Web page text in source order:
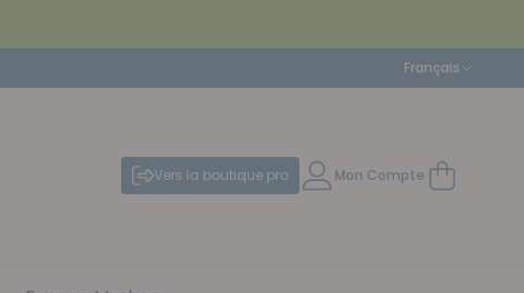
Langue
Français
Vers la boutique pro Mon Compte Mon panier